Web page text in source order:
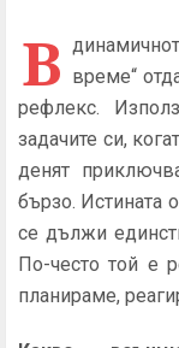
В време“
рефлекс.
задачите си,
денят
бързо. Истината
се дължи
По-често той е
планираме,